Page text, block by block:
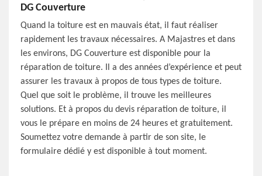
DG Couverture
Quand la toiture est en mauvais état, il faut réaliser
rapidement les travaux nécessaires. A Majastres et dans
les environs, DG Couverture est disponible pour la
réparation de toiture. Il a des années d’expérience et peut
assurer les travaux à propos de tous types de toiture.
Quel que soit le problème, il trouve les meilleures
solutions. Et à propos du devis réparation de toiture, il
vous le prépare en moins de 24 heures et gratuitement.
Soumettez votre demande à partir de son site, le
formulaire dédié y est disponible à tout moment.